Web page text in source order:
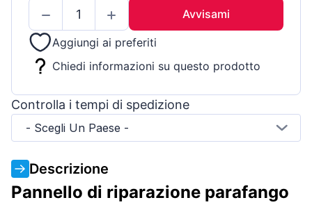
Avvisami
Aggiungi ai preferiti
Chiedi informazioni su questo prodotto
Controlla i tempi di spedizione
- Scegli Un Paese -
Descrizione
Pannello di riparazione parafango